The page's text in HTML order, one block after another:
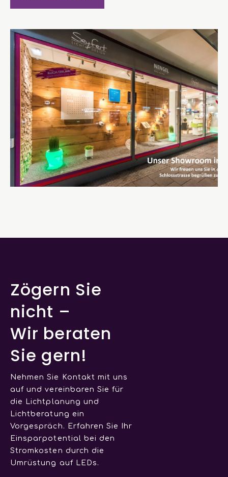
Zögern Sie
nicht –
Wir beraten
Sie gern!
Nehmen Sie Kontakt mit uns
auf und vereinbaren Sie für
die Lichtplanung und
Lichtberatung ein
Vorgespräch. Erfahren Sie Ihr
Einsparpotential bei den
Stromkosten durch die
Umrüstung auf LEDs.